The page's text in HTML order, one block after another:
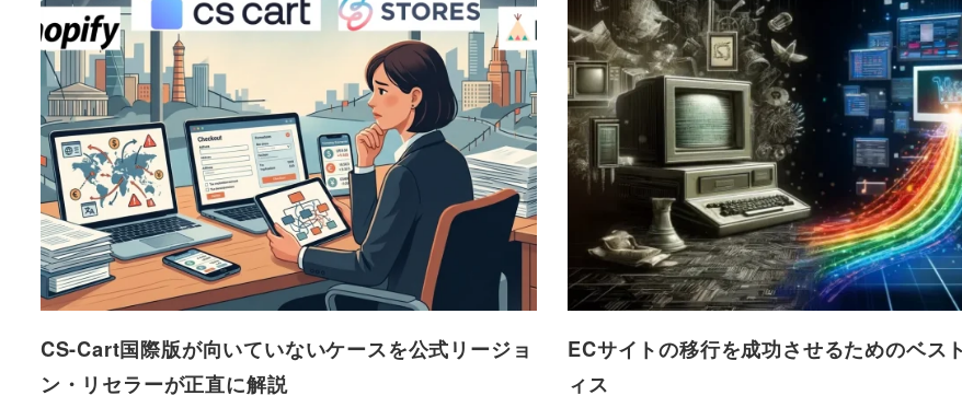
CS-Cart国際版が向いていないケースを公式リージョ
ン・リセラーが正直に解説
ECサイトの移行を成功させるためのベス
ィス